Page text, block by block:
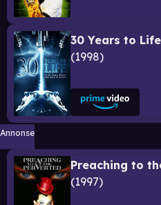
30 Years to Life
1998
Annonse
Preaching to
1997